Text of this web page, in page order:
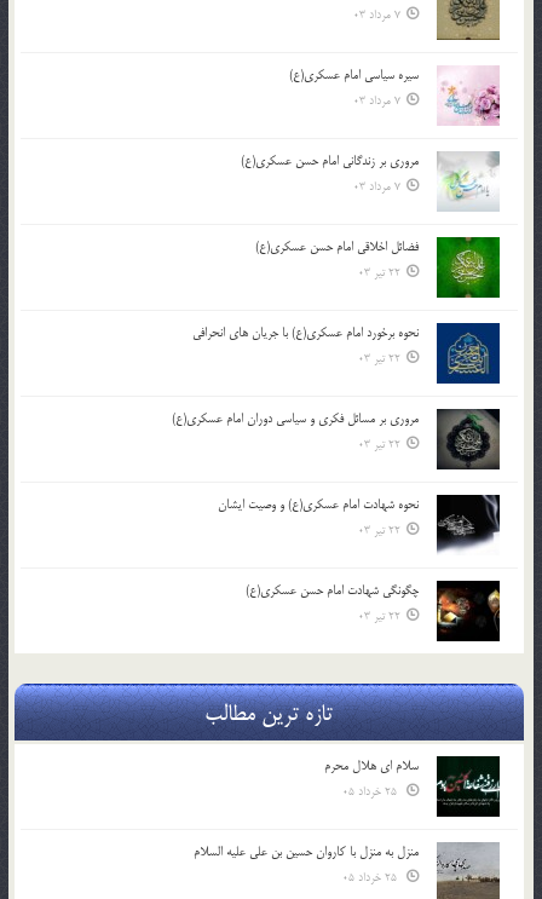
7 مرداد 03
سیره سیاسی امام عسکری(ع)
7 مرداد 03
مروری بر زندگانی امام حسن عسکری(ع)
7 مرداد 03
فضائل اخلاقی امام حسن عسکری(ع)
22 تیر 03
نحوه برخورد امام عسکری(ع) با جریان های انحرافی
22 تیر 03
مروری بر مسائل فکری و سیاسی دوران امام عسکری(ع)
22 تیر 03
نحوه شهادت امام عسکری(ع) و وصیت ایشان
22 تیر 03
چگونگی شهادت امام حسن عسکری(ع)
22 تیر 03
تازه ترین مطالب
سلام ای هلال محرم
منزل به منزل با کاروان حسین بن علی علیه السلام